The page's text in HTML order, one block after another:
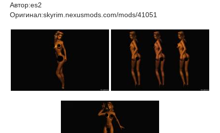
Автор:es2
Оригинал:skyrim.nexusmods.com/mods/41051